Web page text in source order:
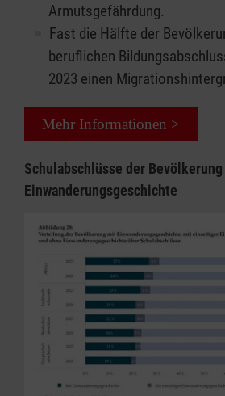
Armutsgefährdung.
Fast die Hälfte der
beruflichen
2023 einen
Mehr Informationen >
Schulabschlüsse der Bevölkerung
Einwanderungsgeschichte